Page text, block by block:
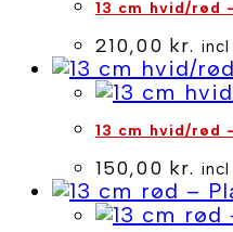
13 cm hvid/rød
210,00 kr. incl
13 cm hvid/rød
150,00 kr. incl